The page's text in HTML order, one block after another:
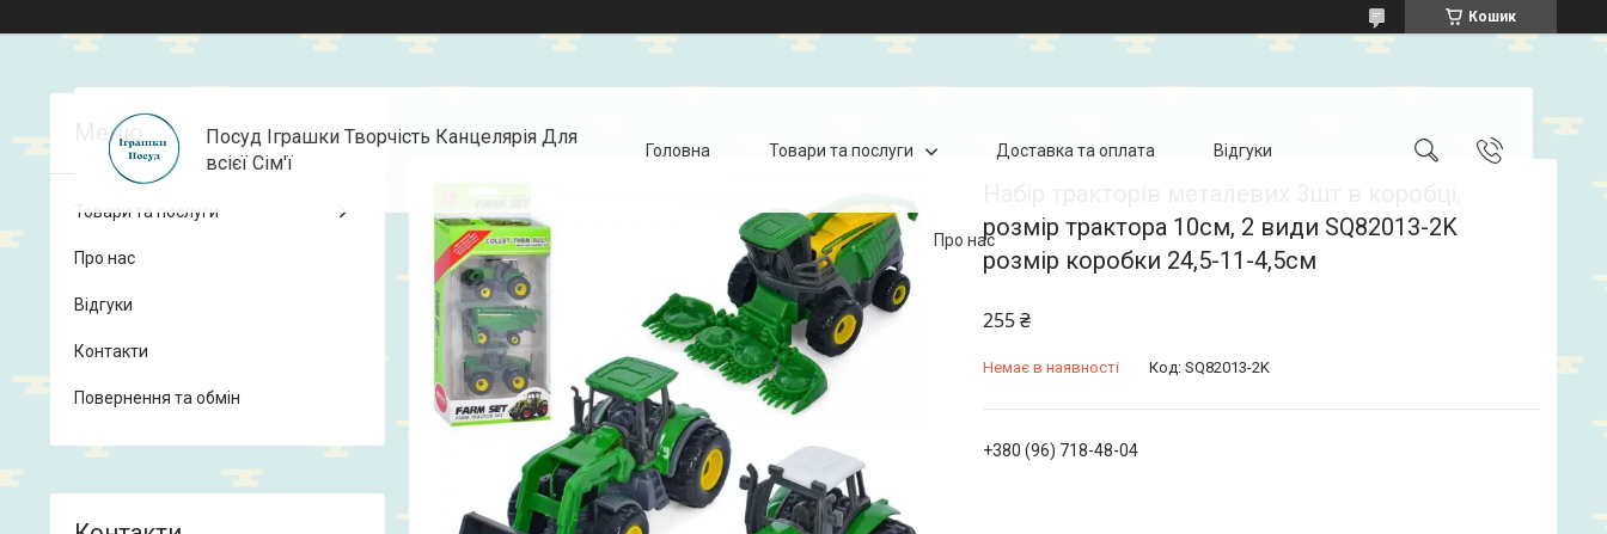
Кошик
Посуд Іграшки Творчість Канцелярія Для
всієї Сім'ї
Головна Товари та послуги Доставка та оплата Відгуки
Про насрозмір трактора 10см, 2 види SQ82013-2K
розмір коробки 24,5-11-4,5см
255 ₴
Немає в наявності Код: SQ82013-2K
+380 (96) 718-48-04
Товари та послуги
Про нас
Відгуки
Контакти
Повернення та обмін